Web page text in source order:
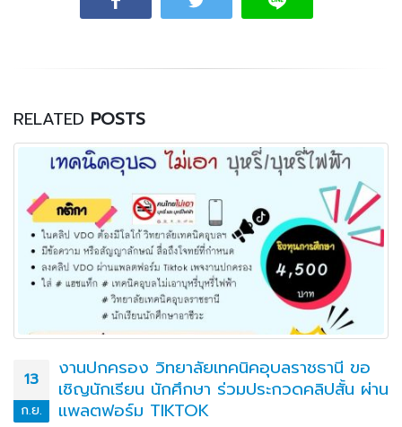
RELATED POSTS
13
ก.ย.
งานปกครอง วิทยาลัยเทคนิคอุบลราชธานี ขอ
เชิญนักเรียน นักศึกษา ร่วมประกวดคลิปสั้น ผ่าน
แพลตฟอร์ม TIKTOK